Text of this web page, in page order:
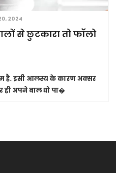
2024
से छुटकारा तो फॉलो
है. इसी आलस्य के कारण अक्सर
ही अपने बाल धो पा�